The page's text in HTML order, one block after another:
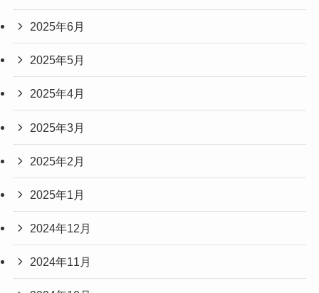
2025年6月
2025年5月
2025年4月
2025年3月
2025年2月
2025年1月
2024年12月
2024年11月